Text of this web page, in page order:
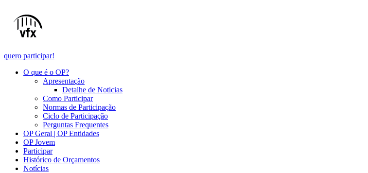
quero participar!
O que é o OP?
Apresentação
Detalhe de Noticias
Como Participar
Normas de Participação
Ciclo de Participação
Perguntas Frequentes
OP Geral | OP Entidades
OP Jovem
Participar
Histórico de Orçamentos
Notícias